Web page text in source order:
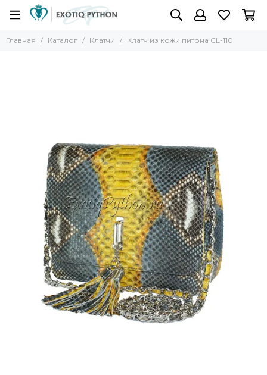
Главная Каталог Клатчи Клатч из кожи питона CL-110